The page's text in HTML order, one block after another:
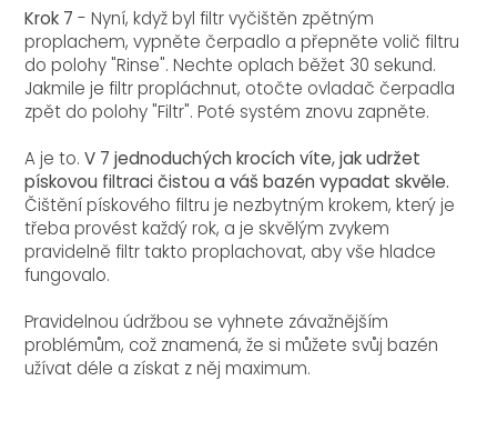
Krok 7 - Nyní, když byl filtr vyčištěn zpětným
proplachem, vypněte čerpadlo a přepněte volič filtru
do polohy "Rinse". Nechte oplach běžet 30 sekund.
Jakmile je filtr propláchnut, otočte ovladač čerpadla
zpět do polohy "Filtr". Poté systém znovu zapněte.
A je to.V 7 jednoduchých krocích víte, jak udržet
pískovou filtraci čistou a váš bazén vypadat skvěle.
Čištění pískového filtru je nezbytným krokem, který je
třeba provést každý rok, a je skvělým zvykem
pravidelně filtr takto proplachovat, aby vše hladce
fungovalo.
Pravidelnou údržbou se vyhnete závažnějším
problémům, což znamená, že si můžete svůj bazén
užívat déle a získat z něj maximum.